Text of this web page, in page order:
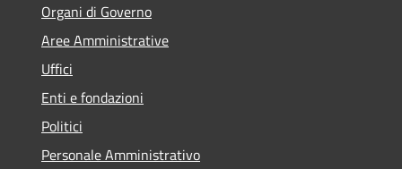
Organi di Governo
Aree Amministrative
Uffici
Enti e fondazioni
Politici
Personale Amministrativo